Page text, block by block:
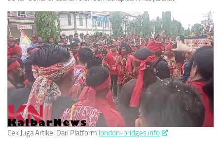
Cek Juga Artikel Dari Platform london-bridges.info